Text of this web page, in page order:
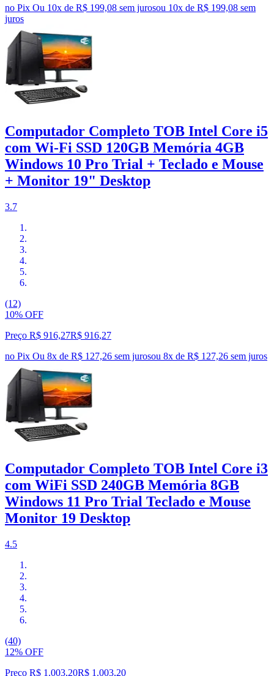
no Pix Ou 10x de R$ 199,08 sem jurosou 10x de R$ 199,08 sem
juros
Computador Completo TOB Intel Core i5
com Wi-Fi SSD 120GB Memória 4GB
Windows 10 Pro Trial + Teclado e Mouse
+ Monitor 19" Desktop
3.7
(12)
10% OFF
Preço R$ 916,27R$ 916,27
no Pix Ou 8x de R$ 127,26 sem jurosou 8x de R$ 127,26 sem juros
Computador Completo TOB Intel Core i3
com WiFi SSD 240GB Memória 8GB
Windows 11 Pro Trial Teclado e Mouse
Monitor 19 Desktop
4.5
(40)
12% OFF
Preço R$ 1.003,20R$ 1.003,20